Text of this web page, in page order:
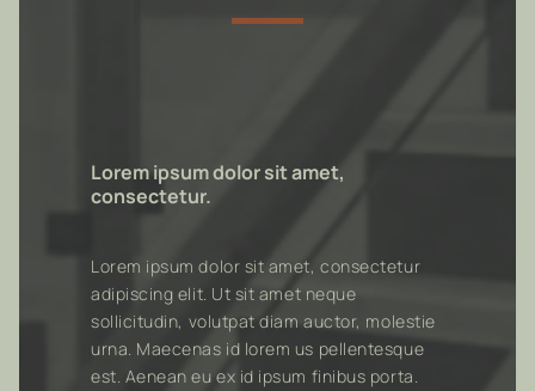
Lorem ipsum dolor sit amet,
consectetur.
Lorem ipsum dolor sit amet, consectetur
adipiscing elit. Ut sit amet neque
sollicitudin, volutpat diam auctor, molestie
urna. Maecenas id lorem us pellentesque
est. Aenean eu ex id ipsum finibus porta.